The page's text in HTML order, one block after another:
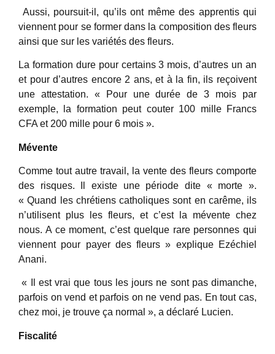
Aussi, poursuit-il, qu’ils ont même des apprentis qui
viennent pour se former dans la composition des fleurs
ainsi que sur les variétés des fleurs.
La formation dure pour certains 3 mois, d’autres un an
et pour d’autres encore 2 ans, et à la fin, ils reçoivent
une attestation. « Pour une durée de 3 mois par
exemple, la formation peut couter 100 mille Francs
CFA et 200 mille pour 6 mois ».
Mévente
Comme tout autre travail, la vente des fleurs comporte
des risques. Il existe une période dite « morte ».
« Quand les chrétiens catholiques sont en carême, ils
n’utilisent plus les fleurs, et c’est la mévente chez
nous. A ce moment, c’est quelque rare personnes qui
viennent pour payer des fleurs » explique Ezéchiel
Anani.
« Il est vrai que tous les jours ne sont pas dimanche,
parfois on vend et parfois on ne vend pas. En tout cas,
chez moi, je trouve ça normal », a déclaré Lucien.
Fiscalité